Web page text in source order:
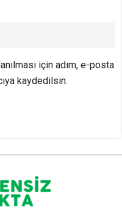
için adım, e-posta
kaydedilsin.